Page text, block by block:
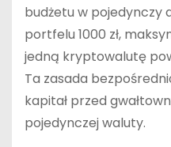
budżetu w pojedynczy
portfelu 1000 zł,
jedną kryptowalutę
Ta zasada
kapitał przed
pojedynczej waluty.